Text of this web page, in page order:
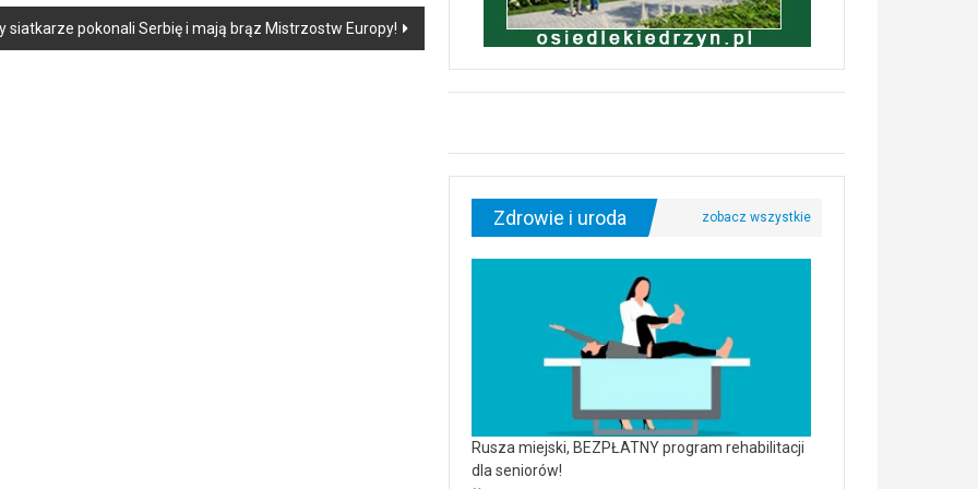
siatkarze pokonali Serbię i mają brąz Mistrzostw Europy!
Zdrowie i uroda
Rusza miejski, BEZPŁATNY program rehabilitacji
dla seniorów!